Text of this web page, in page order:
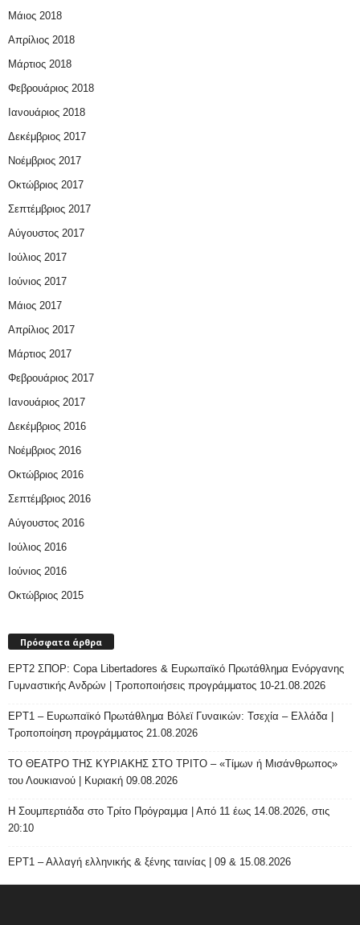
Μάιος 2018
Απρίλιος 2018
Μάρτιος 2018
Φεβρουάριος 2018
Ιανουάριος 2018
Δεκέμβριος 2017
Νοέμβριος 2017
Οκτώβριος 2017
Σεπτέμβριος 2017
Αύγουστος 2017
Ιούλιος 2017
Ιούνιος 2017
Μάιος 2017
Απρίλιος 2017
Μάρτιος 2017
Φεβρουάριος 2017
Ιανουάριος 2017
Δεκέμβριος 2016
Νοέμβριος 2016
Οκτώβριος 2016
Σεπτέμβριος 2016
Αύγουστος 2016
Ιούλιος 2016
Ιούνιος 2016
Οκτώβριος 2015
Πρόσφατα άρθρα
ΕΡΤ2 ΣΠΟΡ: Copa Libertadores & Ευρωπαϊκό Πρωτάθλημα Ενόργανης
Γυμναστικής Ανδρών | Τροποποιήσεις προγράμματος 10-21.08.2026
ΕΡΤ1 – Ευρωπαϊκό Πρωτάθλημα Βόλεϊ Γυναικών: Τσεχία – Ελλάδα |
Τροποποίηση προγράμματος 21.08.2026
ΤΟ ΘΕΑΤΡΟ ΤΗΣ ΚΥΡΙΑΚΗΣ ΣΤΟ ΤΡΙΤΟ – «Τίμων ή Μισάνθρωπος»
του Λουκιανού | Κυριακή 09.08.2026
H Σουμπερτιάδα στο Τρίτο Πρόγραμμα | Από 11 έως 14.08.2026, στις
20:10
ΕΡΤ1 – Αλλαγή ελληνικής & ξένης ταινίας | 09 & 15.08.2026